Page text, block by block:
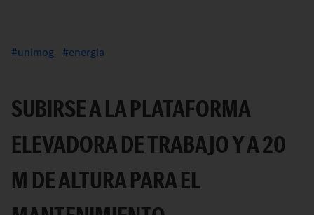
unimog energia
SUBIRSE A LA PLATAFORMA
ELEVADORA DE TRABAJO Y A 20
M DE ALTURA PARA EL